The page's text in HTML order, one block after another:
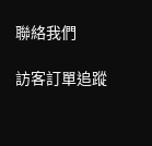
聯絡我們
訪客訂單追蹤